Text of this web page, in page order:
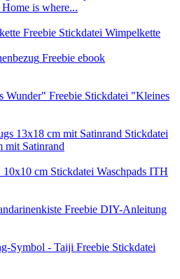
is where...
Freebie Stickdatei Wimpelkette
Freebie ebook
Freebie Stickdatei "Kleines
Stickdatei
Satinrand
Stickdatei Waschpads ITH
Freebie DIY-Anleitung
Freebie Stickdatei